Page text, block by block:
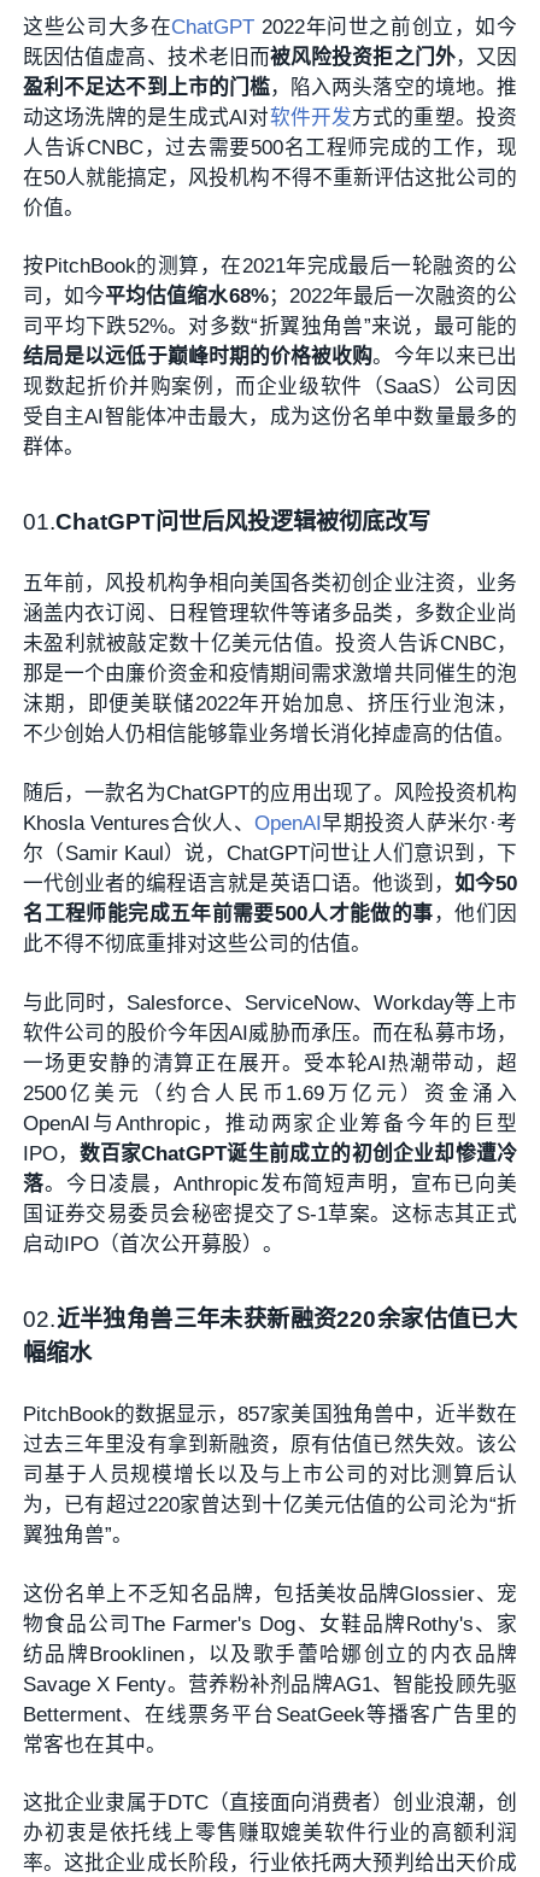
这些公司大多在ChatGPT 2022年问世之前创立，如今
既因估值虚高、技术老旧而被风险投资拒之门外，又因
盈利不足达不到上市的门槛，陷入两头落空的境地。推
动这场洗牌的是生成式AI对软件开发方式的重塑。投资
人告诉CNBC，过去需要500名工程师完成的工作，现
在50人就能搞定，风投机构不得不重新评估这批公司的
价值。
按PitchBook的测算，在2021年完成最后一轮融资的公
司，如今平均估值缩水68%；2022年最后一次融资的公
司平均下跌52%。对多数“折翼独角兽”来说，最可能的
结局是以远低于巅峰时期的价格被收购。今年以来已出
现数起折价并购案例，而企业级软件（SaaS）公司因
受自主AI智能体冲击最大，成为这份名单中数量最多的
群体。
01.ChatGPT问世后风投逻辑被彻底改写
五年前，风投机构争相向美国各类初创企业注资，业务
涵盖内衣订阅、日程管理软件等诸多品类，多数企业尚
未盈利就被敲定数十亿美元估值。投资人告诉CNBC，
那是一个由廉价资金和疫情期间需求激增共同催生的泡
沫期，即便美联储2022年开始加息、挤压行业泡沫，
不少创始人仍相信能够靠业务增长消化掉虚高的估值。
随后，一款名为ChatGPT的应用出现了。风险投资机构
Khosla Ventures合伙人、 OpenAI早期投资人萨米尔·考
尔（Samir Kaul）说，ChatGPT问世让人们意识到，下
一代创业者的编程语言就是英语口语。他谈到， 如今50
名工程师能完成五年前需要500人才能做的事 ，他们因
此不得不彻底重排对这些公司的估值。
与此同时，Salesforce、ServiceNow、Workday等上市
软件公司的股价今年因AI威胁而承压。而在私募市场，
一场更安静的清算正在展开。受本轮AI热潮带动，超
2500亿美元（约合人民币1.69万亿元）资金涌入
OpenAI与Anthropic，推动两家企业筹备今年的巨型
IPO， 数百家ChatGPT诞生前成立的初创企业却惨遭冷
落。今日凌晨，Anthropic发布简短声明，宣布已向美
国证券交易委员会秘密提交了S-1草案。这标志其正式
启动IPO（首次公开募股）。
02.近半独角兽三年未获新融资220余家估值已大
幅缩水
PitchBook的数据显示，857家美国独角兽中，近半数在
过去三年里没有拿到新融资，原有估值已然失效。该公
司基于人员规模增长以及与上市公司的对比测算后认
为，已有超过220家曾达到十亿美元估值的公司沦为“折
翼独角兽”。
这份名单上不乏知名品牌，包括美妆品牌Glossier、宠
物食品公司The Farmer's Dog、女鞋品牌Rothy's、家
纺品牌Brooklinen，以及歌手蕾哈娜创立的内衣品牌
Savage X Fenty。营养粉补剂品牌AG1、智能投顾先驱
Betterment、在线票务平台SeatGeek等播客广告里的
常客也在其中。
这批企业隶属于DTC（直接面向消费者）创业浪潮，创
办初衷是依托线上零售赚取媲美软件行业的高额利润
率。这批企业成长阶段，行业依托两大预判给出天价成